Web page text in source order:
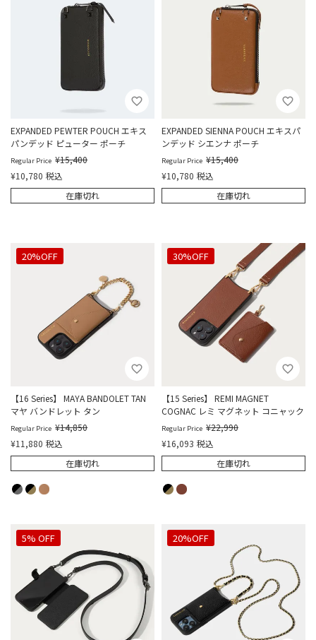
EXPANDED PEWTER POUCH エキス
パンデッド ピューター ポーチ
Regular Price ¥15,400
¥10,780 税込
在庫切れ
EXPANDED SIENNA POUCH エキスパ
ンデッド シエンナ ポーチ
Regular Price ¥15,400
¥10,780 税込
在庫切れ
【16 Series】 MAYA BANDOLET TAN
マヤ バンドレット タン
20%OFF
Regular Price ¥14,850
¥11,880 税込
在庫切れ
【15 Series】 REMI MAGNET
COGNAC レミ マグネット コニャック
30%OFF
Regular Price ¥22,990
¥16,093 税込
在庫切れ
5% OFF 20%OFF